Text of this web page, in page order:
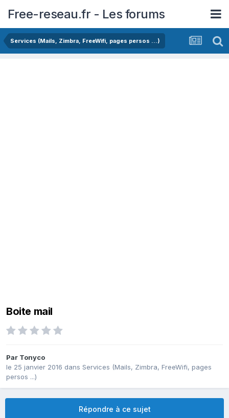
Free-reseau.fr - Les forums
Services (Mails, Zimbra, FreeWifi, pages persos ...)
Boite mail
Par Tonyco
le 25 janvier 2016 dans Services (Mails, Zimbra, FreeWifi, pages
persos ...)
Répondre à ce sujet